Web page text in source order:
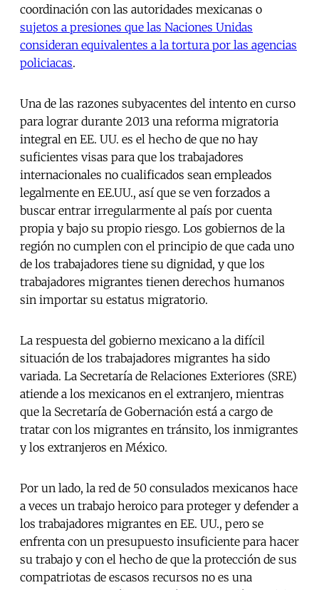
coordinación con las autoridades mexicanas o
sujetos a presiones que las Naciones Unidas
consideran equivalentes a la tortura por las agencias
policiacas.
Una de las razones subyacentes del intento en curso
para lograr durante 2013 una reforma migratoria
integral en EE. UU. es el hecho de que no hay
suficientes visas para que los trabajadores
internacionales no cualificados sean empleados
legalmente en EE.UU., así que se ven forzados a
buscar entrar irregularmente al país por cuenta
propia y bajo su propio riesgo. Los gobiernos de la
región no cumplen con el principio de que cada uno
de los trabajadores tiene su dignidad, y que los
trabajadores migrantes tienen derechos humanos
sin importar su estatus migratorio.
La respuesta del gobierno mexicano a la difícil
situación de los trabajadores migrantes ha sido
variada. La Secretaría de Relaciones Exteriores (SRE)
atiende a los mexicanos en el extranjero, mientras
que la Secretaría de Gobernación está a cargo de
tratar con los migrantes en tránsito, los inmigrantes
y los extranjeros en México.
Por un lado, la red de 50 consulados mexicanos hace
a veces un trabajo heroico para proteger y defender a
los trabajadores migrantes en EE. UU., pero se
enfrenta con un presupuesto insuficiente para hacer
su trabajo y con el hecho de que la protección de sus
compatriotas de escasos recursos no es una